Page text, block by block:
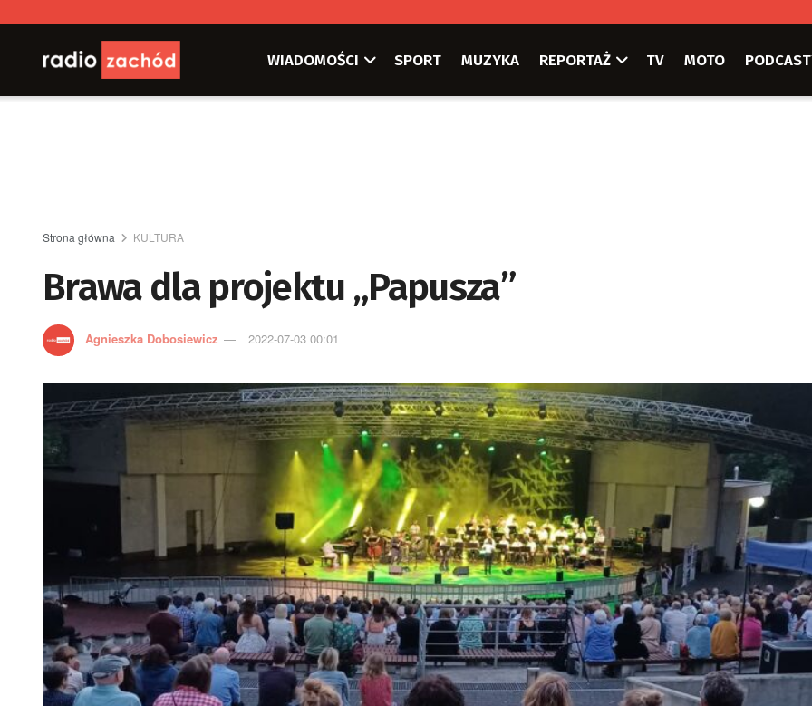
WIADOMOŚCI SPORT MUZYKA REPORTAŻ TV MOTO
Strona główna KULTURA
Brawa dla projektu „Papusza”
Agnieszka Dobosiewicz 2022-07-03 00:01